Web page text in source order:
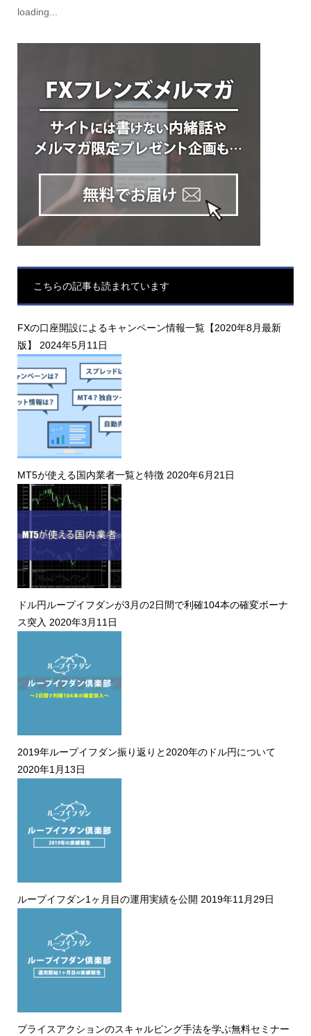
loading...
こちらの記事も読まれています
FXの口座開設によるキャンペーン情報一覧【2020年8月最新
版】
2024年5月11日
MT5が使える国内業者一覧と特徴2020年6月21日
ドル円ループイフダンが3月の2日間で利確104本の確変ボーナ
ス突入 2020年3月11日
2019年ループイフダン振り返りと2020年のドル円について
2020年1月13日
ループイフダン1ヶ月目の運用実績を公開 2019年11月29日
プライスアクションのスキャルピング手法を学ぶ無料セミナー